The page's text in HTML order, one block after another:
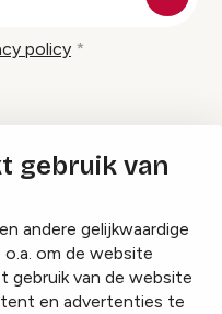
gebruik van
andere gelijkwaardige
o.a. om de website
van de website
en advertenties te
policy
Magazine